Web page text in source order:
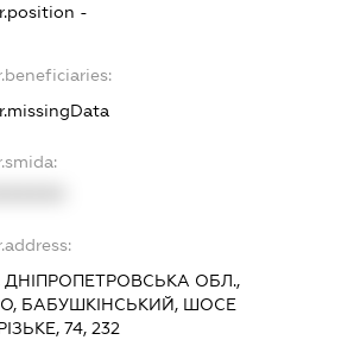
-
ДНІПРОПЕТРОВСЬКА ОБЛ.,
БАБУШКІНСЬКИЙ, ШОСЕ
74, 232